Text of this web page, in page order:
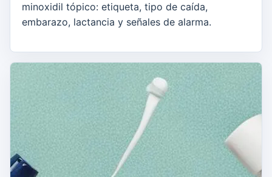
minoxidil tópico: etiqueta, tipo de caída,
embarazo, lactancia y señales de alarma.